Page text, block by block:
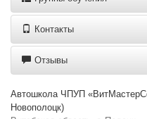
Контакты
Отзывы
Автошкола ЧПУП
Новополоцк)